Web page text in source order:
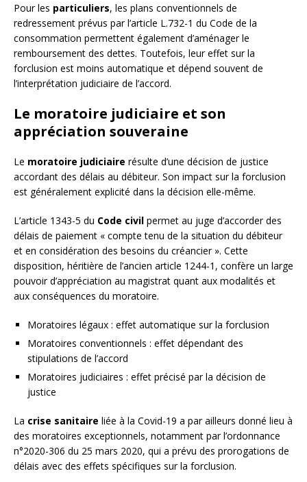
Pour les particuliers, les plans conventionnels de
redressement prévus par l’article L.732-1 du Code de la
consommation permettent également d’aménager le
remboursement des dettes. Toutefois, leur effet sur la
forclusion est moins automatique et dépend souvent de
l’interprétation judiciaire de l’accord.
Le moratoire judiciaire et son
appréciation souveraine
Le moratoire judiciaire résulte d’une décision de justice
accordant des délais au débiteur. Son impact sur la forclusion
est généralement explicité dans la décision elle-même.
L’article 1343-5 du Code civil permet au juge d’accorder des
délais de paiement « compte tenu de la situation du débiteur
et en considération des besoins du créancier ». Cette
disposition, héritière de l’ancien article 1244-1, confère un large
pouvoir d’appréciation au magistrat quant aux modalités et
aux conséquences du moratoire.
Moratoires légaux : effet automatique sur la forclusion
Moratoires conventionnels : effet dépendant des
stipulations de l’accord
Moratoires judiciaires : effet précisé par la décision de
justice
La crise sanitaire liée à la Covid-19 a par ailleurs donné lieu à
des moratoires exceptionnels, notamment par l’ordonnance
n°2020-306 du 25 mars 2020, qui a prévu des prorogations de
délais avec des effets spécifiques sur la forclusion.